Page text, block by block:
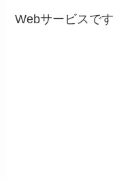
Webサービスです